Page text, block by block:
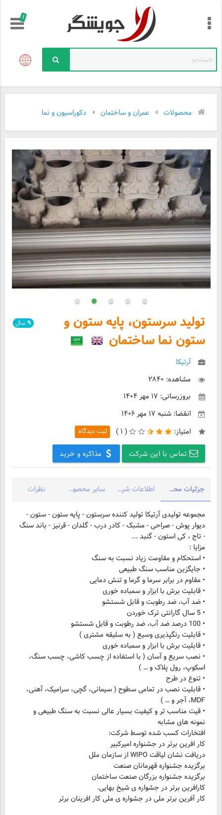
!
محصولات عمران و ساختمان دکوراسیون و نما
تولید سرستون، پایه ستون و
ستون نما ساختمان
آرتیکا
مشاهده: ۲۸۴۰
بروزرسانی: ۱۷ مهر ۱۴۰۴
انقضا: شنبه ۱۷ مهر ۱۴۰۶
امتیاز:
( ۱ ) ثبت دیدگاه
تماس با این شرکت مذاکره و خرید
۹ سال
جزئیات محصول اطلاعات شرکت سایر محصولات شرکت نظرات
مجموعه تولیدی آرتیکا تولید کننده سرستون - پایه ستون - ستون -
دیوار پوش - صراحی - مشبک - کادر درب - گلدان - قرنیز - باند سنگ
- تاج ، کی استون - گنبد ...
• نصب سریع و آسان ( با استفاده از چسب کاشی، چسب سنگ،
• قابلیت نصب در تمامی سطوح ( سیمانی، گچی، سرامیک، آهنی،
• قیت مناسب تر و کیفیت بسیار عالی نسبت به سنگ طبیعی و
نمونه های مشابه
کار آفرین برتر ملی در جشواره ی ملی کار افرینان برتر